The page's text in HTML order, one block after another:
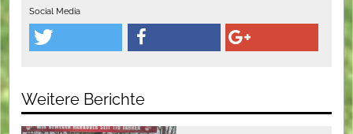
Social Media
Weitere Berichte